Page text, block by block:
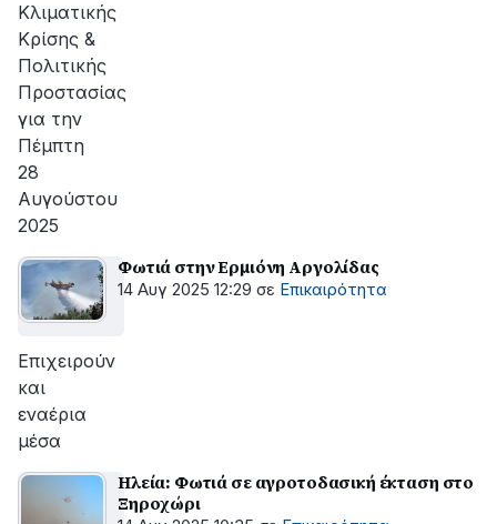
Κλιματικής
Κρίσης &
Πολιτικής
Προστασίας
για την
Πέμπτη
28
Αυγούστου
2025
Φωτιά στην Ερμιόνη Αργολίδας
14 Αυγ 2025 12:29 σε Επικαιρότητα
Επιχειρούν
και
εναέρια
μέσα
Ηλεία: Φωτιά σε αγροτοδασική έκταση στο
Ξηροχώρι